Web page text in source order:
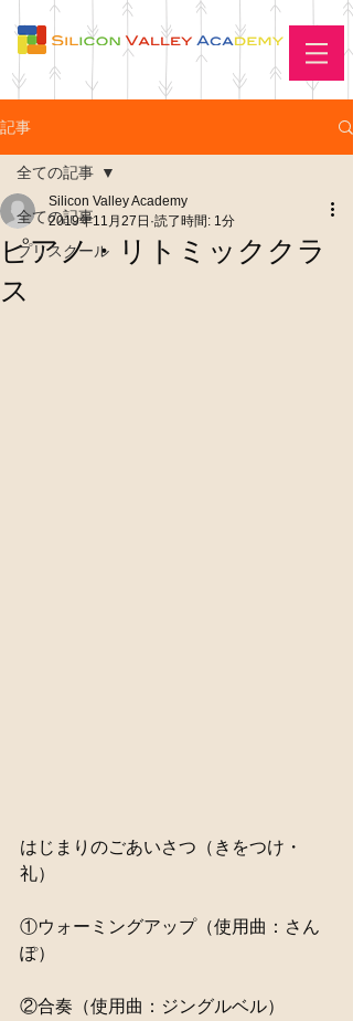
記事
全ての記事
プリスクール
全ての記事
ピアノ・リトミッククラ
ス
Silicon Valley Academy
2019年11月27日 読了時間: 1分
はじまりのごあいさつ（きをつけ・
礼）
①ウォーミングアップ（使用曲：さん
ぽ）
②合奏（使用曲：ジングルベル）